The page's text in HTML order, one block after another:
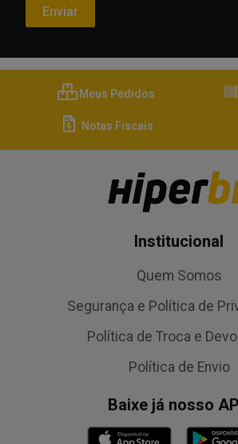
Meus Pedidos
Notas Fiscais
Institucional
Quem Somos
Segurança e Política de
Política de Troca e
Política de Envio
Baixe já nosso